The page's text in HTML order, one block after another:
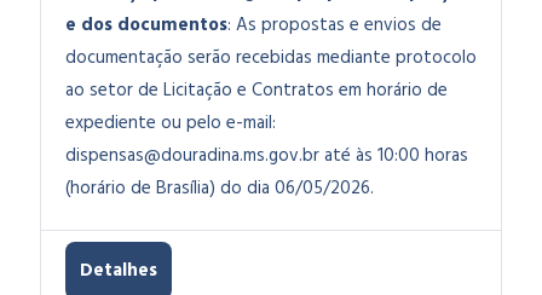
e dos documentos: As propostas e envios de
documentação serão recebidas mediante protocolo
ao setor de Licitação e Contratos em horário de
expediente ou pelo e-mail:
dispensas@douradina.ms.gov.braté às 10:00 horas
(horário de Brasília) do dia 06/05/2026.
Detalhes